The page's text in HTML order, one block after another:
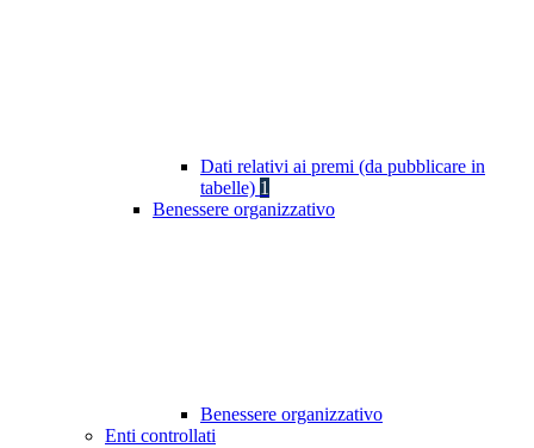
Dati relativi ai premi (da pubblicare in
tabelle) 1
Benessere organizzativo
Benessere organizzativo
Enti controllati